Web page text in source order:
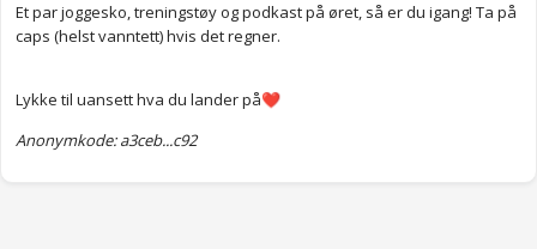
Et par joggesko, treningstøy og podkast på øret, så er du igang! Ta på
caps (helst vanntett) hvis det regner.
Lykke til uansett hva du lander på❤️
Anonymkode: a3ceb...c92